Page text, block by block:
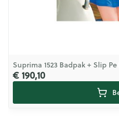
Suprima 1523 Badpak + Slip
€ 190,10